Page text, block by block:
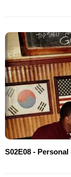
S02E08 -